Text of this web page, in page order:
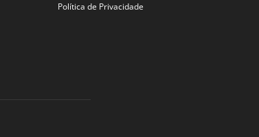
Política de Privacidade